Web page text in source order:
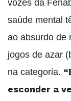
vozes da
saúde mental
ao absurdo de
jogos de azar
na categoria.
esconder a